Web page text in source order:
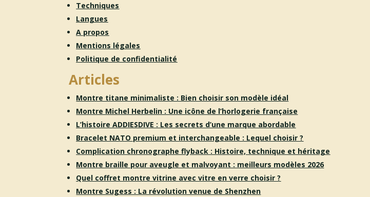
Techniques
Langues
A propos
Mentions légales
Politique de confidentialité
Articles
Montre titane minimaliste : Bien choisir son modèle idéal
Montre Michel Herbelin : Une icône de l’horlogerie française
L’histoire ADDIESDIVE : Les secrets d’une marque abordable
Bracelet NATO premium et interchangeable : Lequel choisir ?
Complication chronographe flyback : Histoire, technique et héritage
Montre braille pour aveugle et malvoyant : meilleurs modèles 2026
Quel coffret montre vitrine avec vitre en verre choisir ?
Montre Sugess : La révolution venue de Shenzhen